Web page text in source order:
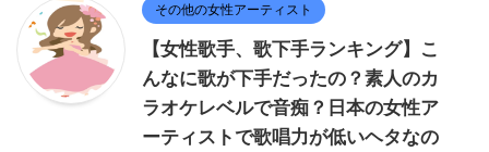
その他の女性アーティスト
【女性歌手、歌下手ランキング】こ
んなに歌が下手だったの？素人のカ
ラオケレベルで音痴？日本の女性ア
ーティストで歌唱力が低いヘタなの